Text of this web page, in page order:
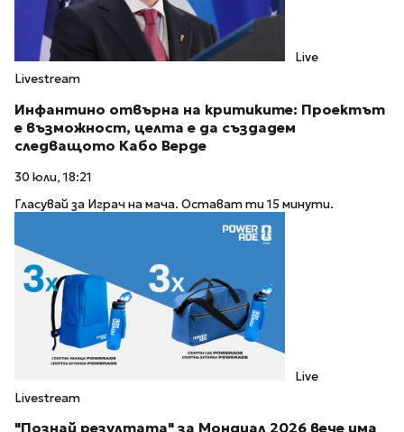
Live
Livestream
Инфантино отвърна на критиките: Проектът
е възможност, целта е да създадем
следващото Кабо Верде
30 юли, 18:21
Гласувай за Играч на мача. Остават ти 15 минути.
Live
Livestream
"Познай резултата" за Мондиал 2026 вече има